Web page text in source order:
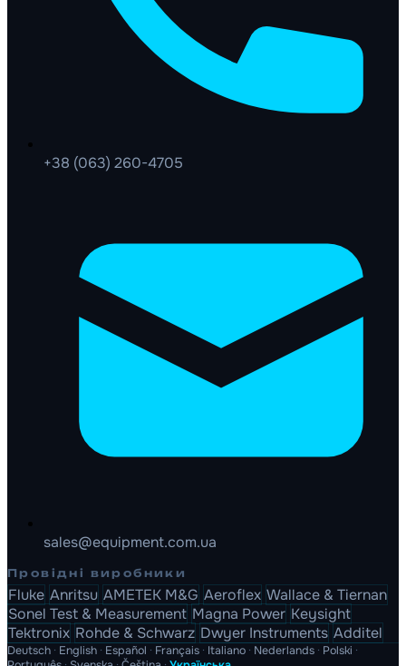
+38 (063) 260-4705
sales@equipment.com.ua
Провідні виробники
Fluke Anritsu AMETEK M&G Aeroflex Wallace & Tiernan
Sonel Test & Measurement Magna Power Keysight
Tektronix Rohde & Schwarz Dwyer Instruments Additel
Deutsch · English · Español · Français · Italiano · Nederlands · Polski ·